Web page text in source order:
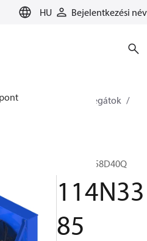
HU Bejelentkezési név
Hűtés
Aggregátok
OP-HRX058D40Q
114N33
85